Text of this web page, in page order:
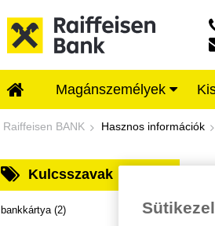
Magánszemélyek
Dokumentumtár -
Raiffeisen BANK Hasznos információk
Kulcsszavak
bankkártya (2)